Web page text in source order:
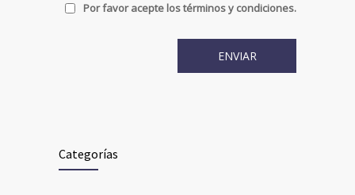
Por favor acepte los términos y condiciones.
Categorías